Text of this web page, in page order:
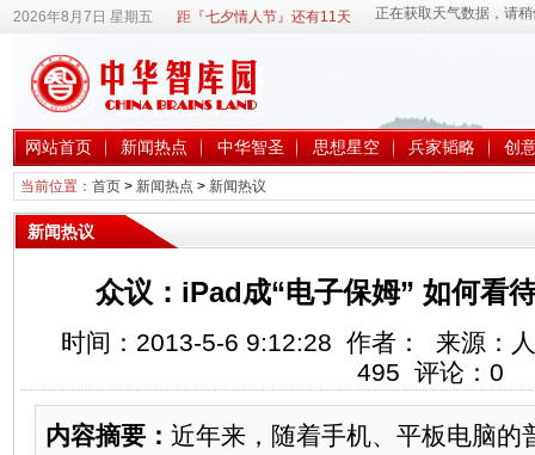
2026年8月7日 星期五 距『七夕情人节』还有11天
网站首页 新闻热点 中华智圣 思想星空 兵家韬略 创
当前位置： 首页> 新闻热点 > 新闻热议
新闻热议
众议：iPad成“电子保姆” 如何看
时间：2013-5-6 9:12:28 作者： 来源：
495 评论： 0
内容摘要： 近年来，随着手机、平板电脑的